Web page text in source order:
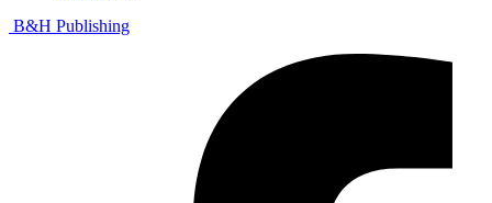
B&H Publishing